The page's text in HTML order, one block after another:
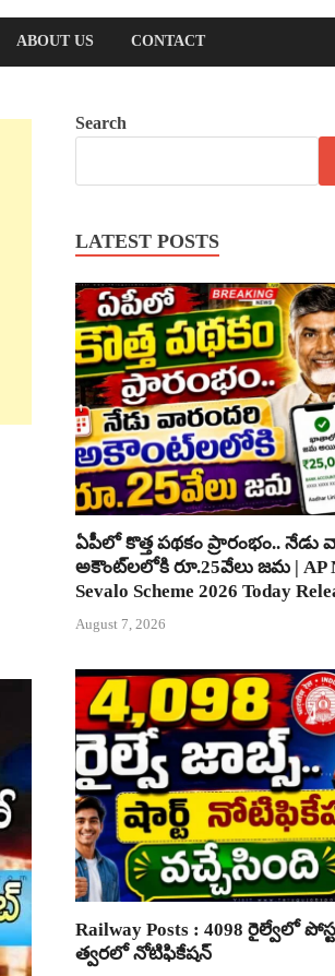
ABOUT US CONTACT
Search
LATEST POSTS
ఏపీలో కొత్త పథకం ప్రారంభం.. నేడు
అకౌంట్‌లలోకి రూ.25వేలు జమ | AP
Sevalo Scheme 2026 Today
August 7, 2026
Railway Posts : 4098 రైల్వేలో
త్వరలో నోటిఫికేషన్